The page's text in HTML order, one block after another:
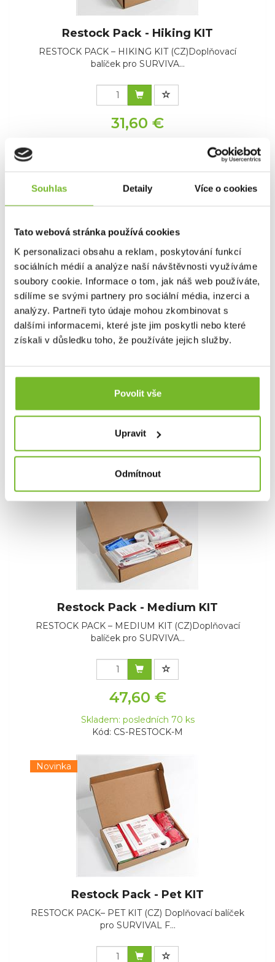
Souhlas Detaily Více o cookies
Tato webová stránka používá cookies
K personalizaci obsahu a reklam, poskytování funkcí
sociálních médií a analýze naší návštěvnosti využíváme
soubory cookie. Informace o tom, jak náš web používáte,
sdílíme se svými partnery pro sociální média, inzerci a
analýzy. Partneři tyto údaje mohou zkombinovat s
dalšími informacemi, které jste jim poskytli nebo které
získali v důsledku toho, že používáte jejich služby.
Povolit vše
Upravit
Odmítnout
Restock Pack - Hiking KIT
RESTOCK PACK – HIKING KIT (CZ)Doplňovací
balíček pro SURVIVA...
31,60 €
Novinka
Restock Pack - Large KIT
RESTOCK PACK – Large KITDoplňovací balíček pro
71,60 €
Skladem: posledních 95 ks
Restock Pack - Medium KIT
RESTOCK PACK – MEDIUM KIT (CZ)Doplňovací
balíček pro SURVIVA...
47,60 €
Skladem: posledních 70 ks
Kód: CS-RESTOCK-M
Novinka
Restock Pack - Pet KIT
RESTOCK PACK– PET KIT (CZ) Doplňovací balíček
pro SURVIVAL F...